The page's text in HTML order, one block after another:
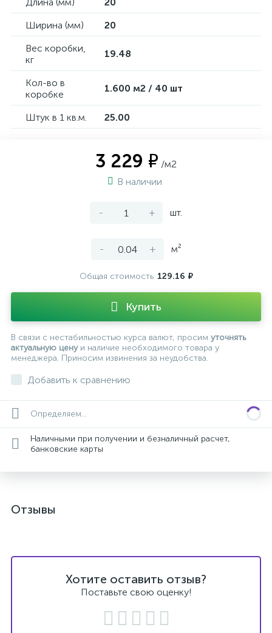
Ширина (мм)
20
Вес коробки,
кг
19.48
Кол-во в
коробке
1.600 м2 / 40 шт
Штук в 1 кв.м. 25.00
3 229 ₽ /м2
В наличии
- + шт.
- + м²
Общая стоимость 129.16 ₽
Купить
В связи с нестабильностью курса валют, просим уточнять
актуальную ценуи наличие необходимого товара у
менеджера. Приносим извинения за неудобства.
Добавить к сравнению
Определяем...
Наличными при получении и безналичный расчет,
банковские карты
Отзывы
Хотите оставить отзыв?
Поставьте свою оценку!